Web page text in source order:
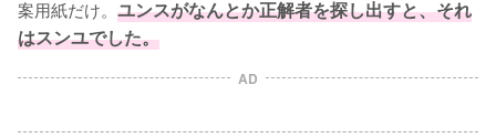
案用紙だけ。 ユンスがなんとか正解者を探し出すと、それ
はスンユでした。
AD